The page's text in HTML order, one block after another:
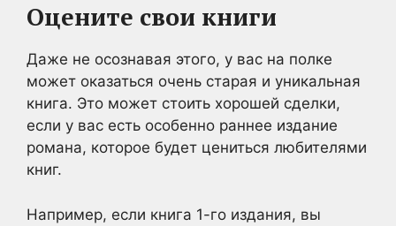
Оцените свои книги
Даже не осознавая этого, у вас на полке
может оказаться очень старая и уникальная
книга. Это может стоить хорошей сделки,
если у вас есть особенно раннее издание
романа, которое будет цениться любителями
книг.
Например, если книга 1-го издания, вы